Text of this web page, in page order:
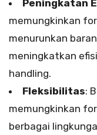
Peningkatan
memungkinkan
menurunkan
meningkatkan
handling.
Fleksibilitas:
memungkinkan
berbagai